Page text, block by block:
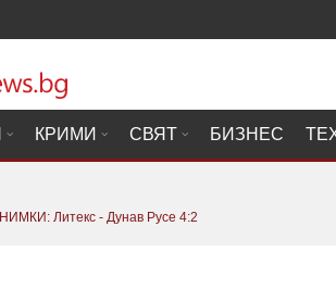
КРИМИ СВЯТ БИЗНЕС
Литекс - Дунав Русе 4:2